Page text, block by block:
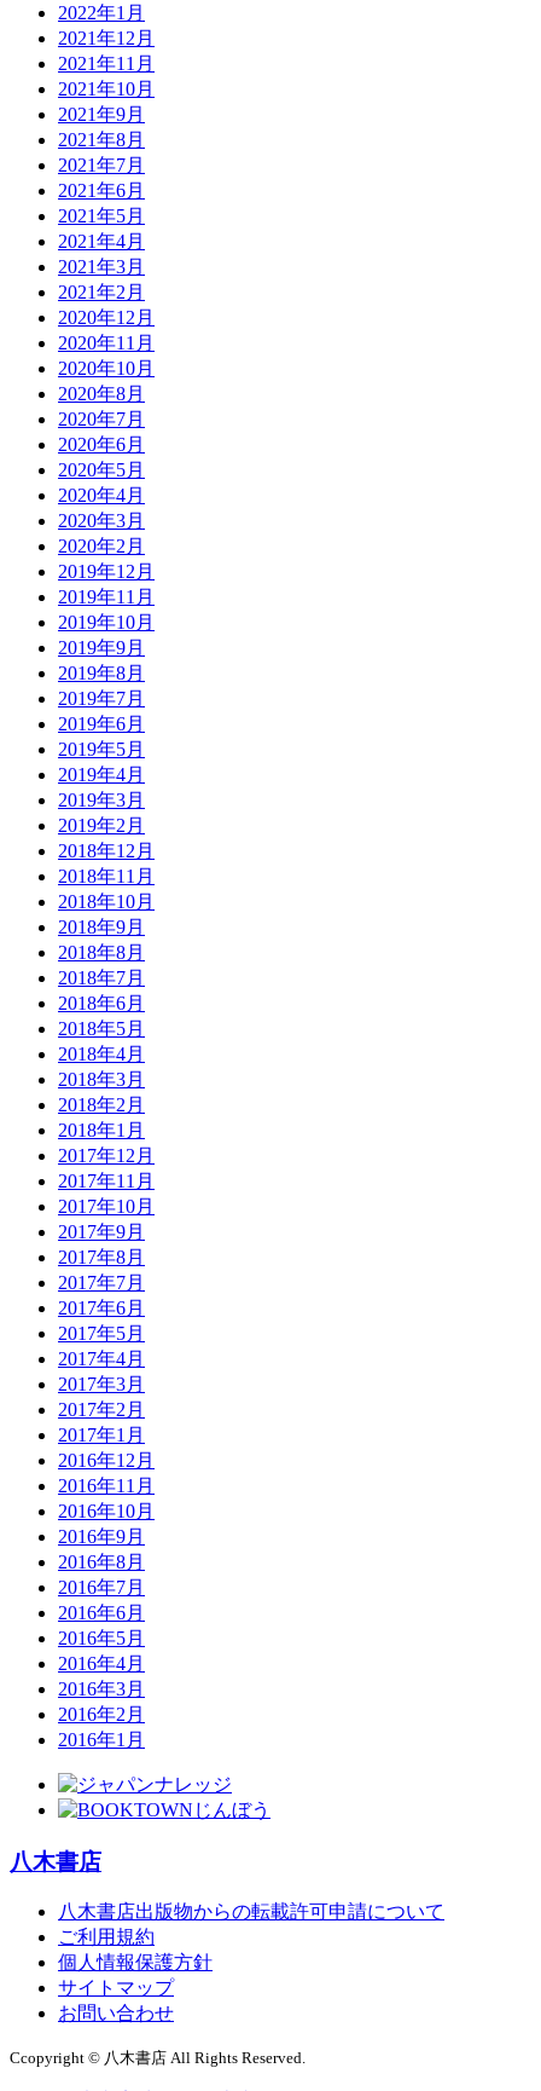
2022年1月
2021年12月
2021年11月
2021年10月
2021年9月
2021年8月
2021年7月
2021年6月
2021年5月
2021年4月
2021年3月
2021年2月
2020年12月
2020年11月
2020年10月
2020年8月
2020年7月
2020年6月
2020年5月
2020年4月
2020年3月
2020年2月
2019年12月
2019年11月
2019年10月
2019年9月
2019年8月
2019年7月
2019年6月
2019年5月
2019年4月
2019年3月
2019年2月
2018年12月
2018年11月
2018年10月
2018年9月
2018年8月
2018年7月
2018年6月
2018年5月
2018年4月
2018年3月
2018年2月
2018年1月
2017年12月
2017年11月
2017年10月
2017年9月
2017年8月
2017年7月
2017年6月
2017年5月
2017年4月
2017年3月
2017年2月
2017年1月
2016年12月
2016年11月
2016年10月
2016年9月
2016年8月
2016年7月
2016年6月
2016年5月
2016年4月
2016年3月
2016年2月
2016年1月
八木書店
八木書店出版物からの転載許可申請について
ご利用規約
個人情報保護方針
サイトマップ
お問い合わせ
Ccopyright © 八木書店 All Rights Reserved.